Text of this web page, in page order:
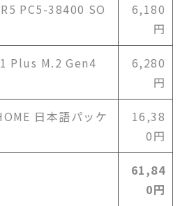
PC5-38400 SO
6,180
円
Plus M.2 Gen4
6,280
円
日本語パッケ
16,38
0円
61,84
0円